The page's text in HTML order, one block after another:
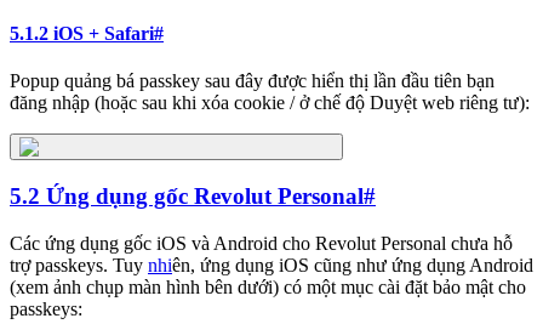
5.1.2 iOS + Safari#
Popup quảng bá passkey sau đây được hiển thị lần đầu tiên bạn
đăng nhập (hoặc sau khi xóa cookie / ở chế độ Duyệt web riêng tư):
5.2 Ứng dụng gốc Revolut Personal#
Các ứng dụng gốc iOS và Android cho Revolut Personal chưa hỗ
trợ passkeys. Tuy nhiên, ứng dụng iOS cũng như ứng dụng Android
(xem ảnh chụp màn hình bên dưới) có một mục cài đặt bảo mật cho
passkeys: